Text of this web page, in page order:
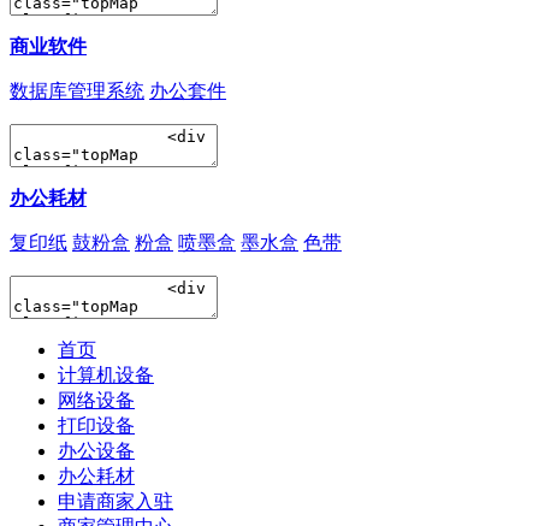
商业软件
数据库管理系统 办公套件
办公耗材
复印纸 鼓粉盒 粉盒 喷墨盒 墨水盒 色带
首页
计算机设备
网络设备
打印设备
办公设备
办公耗材
申请商家入驻